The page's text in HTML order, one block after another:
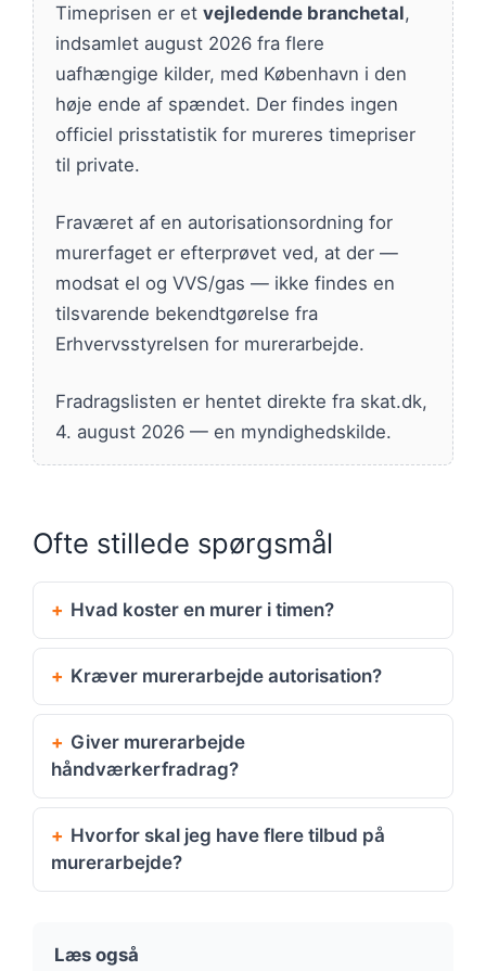
Timeprisen er et vejledende branchetal,
indsamlet august 2026 fra flere
uafhængige kilder, med København i den
høje ende af spændet. Der findes ingen
officiel prisstatistik for mureres timepriser
til private.
Fraværet af en autorisationsordning for
murerfaget er efterprøvet ved, at der —
modsat el og VVS/gas — ikke findes en
tilsvarende bekendtgørelse fra
Erhvervsstyrelsen for murerarbejde.
Fradragslisten er hentet direkte fra skat.dk,
4. august 2026 — en myndighedskilde.
Ofte stillede spørgsmål
Hvad koster en murer i timen?
Kræver murerarbejde autorisation?
Giver murerarbejde
håndværkerfradrag?
Hvorfor skal jeg have flere tilbud på
murerarbejde?
Læs også